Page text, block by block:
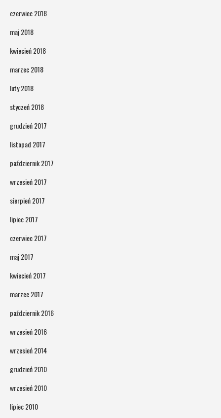
czerwiec 2018
maj 2018
kwiecień 2018
marzec 2018
luty 2018
styczeń 2018
grudzień 2017
listopad 2017
październik 2017
wrzesień 2017
sierpień 2017
lipiec 2017
czerwiec 2017
maj 2017
kwiecień 2017
marzec 2017
październik 2016
wrzesień 2016
wrzesień 2014
grudzień 2010
wrzesień 2010
lipiec 2010